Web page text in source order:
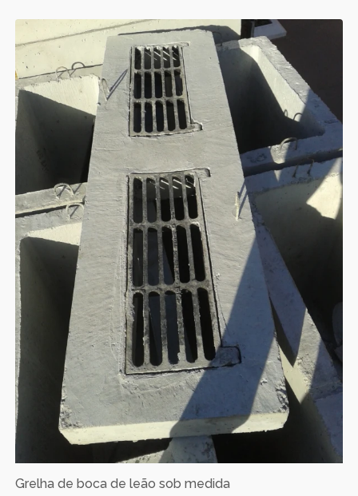
Grelha de boca de leão sob medida